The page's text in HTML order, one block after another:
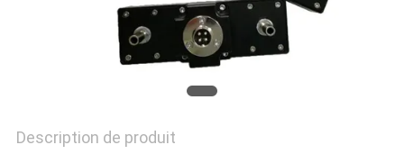
Description de produit